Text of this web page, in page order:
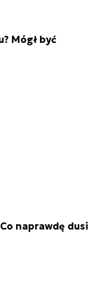
Mógł być
naprawdę dusi